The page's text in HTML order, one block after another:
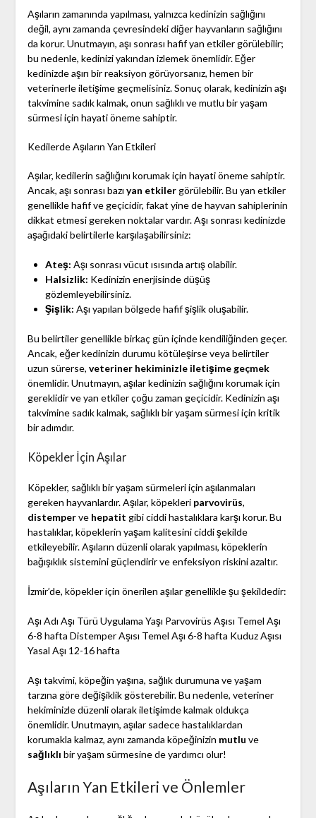
Aşıların zamanında yapılması, yalnızca kedinizin sağlığını
değil, aynı zamanda çevresindeki diğer hayvanların sağlığını
da korur. Unutmayın, aşı sonrası hafif yan etkiler görülebilir;
bu nedenle, kedinizi yakından izlemek önemlidir. Eğer
kedinizde aşırı bir reaksiyon görüyorsanız, hemen bir
veterinerle iletişime geçmelisiniz. Sonuç olarak, kedinizin aşı
takvimine sadık kalmak, onun sağlıklı ve mutlu bir yaşam
sürmesi için hayati öneme sahiptir.
Kedilerde Aşıların Yan Etkileri
Aşılar, kedilerin sağlığını korumak için hayati öneme sahiptir.
Ancak, aşı sonrası bazı yan etkilergörülebilir. Bu yan etkiler
genellikle hafif ve geçicidir, fakat yine de hayvan sahiplerinin
dikkat etmesi gereken noktalar vardır. Aşı sonrası kedinizde
aşağıdaki belirtilerle karşılaşabilirsiniz:
Ateş: Aşı sonrası vücut ısısında artış olabilir.
Halsizlik: Kedinizin enerjisinde düşüş
gözlemleyebilirsiniz.
Şişlik: Aşı yapılan bölgede hafif şişlik oluşabilir.
Bu belirtiler genellikle birkaç gün içinde kendiliğinden geçer.
Ancak, eğer kedinizin durumu kötüleşirse veya belirtiler
uzun sürerse, veteriner hekiminizle iletişime geçmek
önemlidir. Unutmayın, aşılar kedinizin sağlığını korumak için
gereklidir ve yan etkiler çoğu zaman geçicidir. Kedinizin aşı
takvimine sadık kalmak, sağlıklı bir yaşam sürmesi için kritik
bir adımdır.
Köpekler İçin Aşılar
Köpekler, sağlıklı bir yaşam sürmeleri için aşılanmaları
gereken hayvanlardır. Aşılar, köpekleri parvovirüs,
distemperve hepatit gibi ciddi hastalıklara karşı korur. Bu
hastalıklar, köpeklerin yaşam kalitesini ciddi şekilde
etkileyebilir. Aşıların düzenli olarak yapılması, köpeklerin
bağışıklık sistemini güçlendirir ve enfeksiyon riskini azaltır.
İzmir’de, köpekler için önerilen aşılar genellikle şu şekildedir:
Aşı Adı Aşı Türü Uygulama Yaşı Parvovirüs Aşısı Temel Aşı
6-8 hafta Distemper Aşısı Temel Aşı 6-8 hafta Kuduz Aşısı
Yasal Aşı 12-16 hafta
Aşı takvimi, köpeğin yaşına, sağlık durumuna ve yaşam
tarzına göre değişiklik gösterebilir. Bu nedenle, veteriner
hekiminizle düzenli olarak iletişimde kalmak oldukça
önemlidir. Unutmayın, aşılar sadece hastalıklardan
korumakla kalmaz, aynı zamanda köpeğinizin mutlu ve
sağlıklı bir yaşam sürmesine de yardımcı olur!
Aşıların Yan Etkileri ve Önlemler